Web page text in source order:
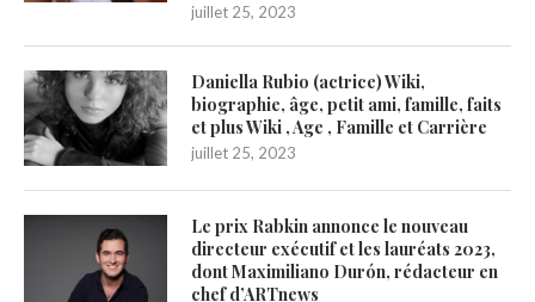
juillet 25, 2023
Daniella Rubio (actrice) Wiki,
biographie, âge, petit ami, famille, faits
et plus Wiki , Age , Famille et Carrière
juillet 25, 2023
Le prix Rabkin annonce le nouveau
directeur exécutif et les lauréats 2023,
dont Maximiliano Durón, rédacteur en
chef d’ARTnews